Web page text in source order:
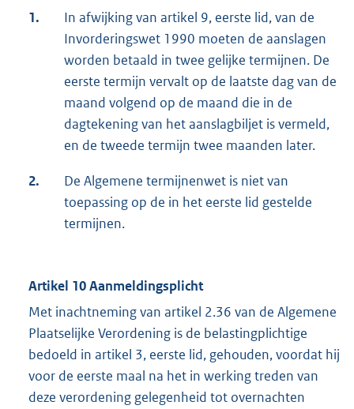
1.
In afwijking van artikel 9, eerste lid, van de
Invorderingswet 1990 moeten de aanslagen
worden betaald in twee gelijke termijnen. De
eerste termijn vervalt op de laatste dag van de
maand volgend op de maand die in de
dagtekening van het aanslagbiljet is vermeld,
en de tweede termijn twee maanden later.
2.
De Algemene termijnenwet is niet van
toepassing op de in het eerste lid gestelde
termijnen.
Artikel 10 Aanmeldingsplicht
Met inachtneming van artikel 2.36 van de Algemene
Plaatselijke Verordening is de belastingplichtige
bedoeld in artikel 3, eerste lid, gehouden, voordat hij
voor de eerste maal na het in werking treden van
deze verordening gelegenheid tot overnachten